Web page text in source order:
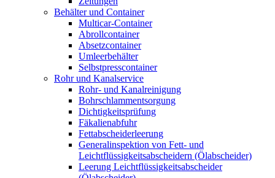
Behälter und Container
Multicar-Container
Abrollcontainer
Absetzcontainer
Umleerbehälter
Selbstpresscontainer
Rohr und Kanalservice
Rohr- und Kanalreinigung
Bohrschlammentsorgung
Dichtigkeitsprüfung
Fäkalienabfuhr
Fettabscheiderleerung
Generalinspektion von Fett- und
Leichtflüssigkeitsabscheidern (Ölabscheider)
Leerung Leichtflüssigkeitsabscheider